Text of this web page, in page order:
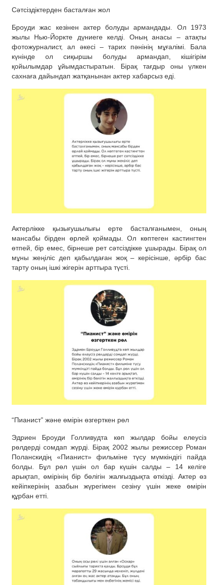
Сәтсіздіктерден басталған жол
Броуди жас кезінен актер болуды армандады. Ол 1973
жылы Нью-Йоркте дүниеге келді. Оның анасы – атақты
фотожурналист, ал әкесі – тарих пәнінің мұғалімі. Бала
күнінде ол сиқыршы болуды армандап, кішігірім
қойылымдар ұйымдастыратын. Бірақ тағдыр оны үлкен
сахнаға дайындап жатқанынан актер хабарсыз еді.
Актерлікке қызығушылығы ерте басталғанымен, оның
мансабы бірден өрлей қоймады. Ол көптеген кастингтен
өтпей, бір емес, бірнеше рет сәтсіздікке ұшырады. Бірақ ол
мұны жеңіліс деп қабылдаған жоқ – керісінше, әрбір бас
тарту оның ішкі жігерін арттыра түсті.
“Пианист” және өмірін өзгерткен рөл
Эдриен Броуди Голливудта көп жылдар бойы елеусіз
рөлдерді сомдап жүрді. Бірақ 2002 жылы режиссер Роман
Поланскидің «Пианист» фильміне түсу мүмкіндігі пайда
болды. Бұл рөл үшін ол бар күшін салды – 14 келіге
арықтап, өмірінің бір бөлігін жалғыздықта өткізді. Актер өз
кейіпкерінің азабын жүрегімен сезіну үшін жеке өмірін
құрбан етті.